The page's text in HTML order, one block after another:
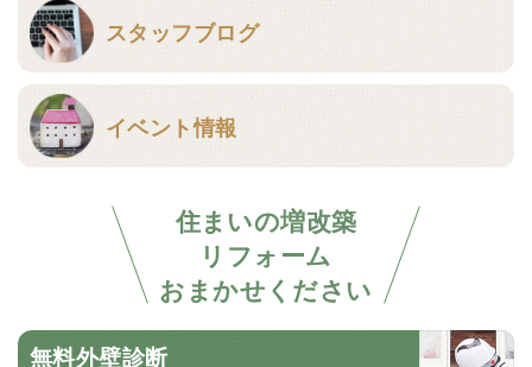
スタッフブログ
イベント情報
住まいの増改築
リフォーム
おまかせください
無料外壁診断